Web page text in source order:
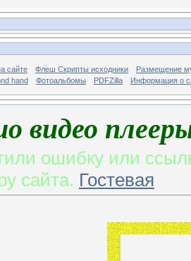
сайте Флеш Скрипты исходники
Размещение
hand
Фотоальбомы PDFZilla Информация о
видео
ошибку или
сайта. Гостевая